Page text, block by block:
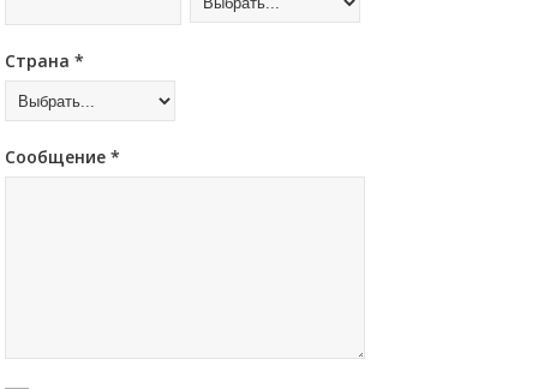
Страна *
Сообщение *